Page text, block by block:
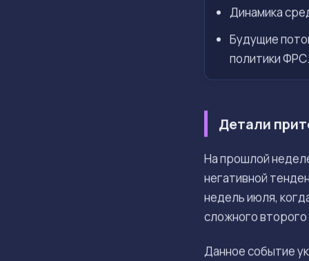
Динамика
Будущие
политики
Детали
На прошлой
негативной
недель июля,
сложного
Данное событие